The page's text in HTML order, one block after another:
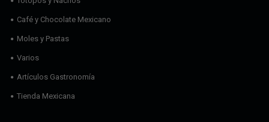
Café y Chocolate Mexicano
Moles y Pastas
Varios
Artículos Gastronomía
Tienda Mexicana